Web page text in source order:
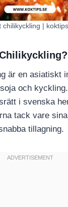
chilikyckling |
är en asiatiskt
och
i svenska
tack vare
tillagning.